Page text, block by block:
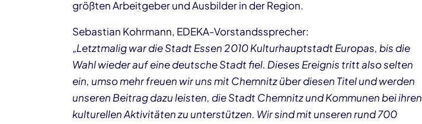
größten Arbeitgeber und Ausbilder in der Region.
Sebastian Kohrmann, EDEKA-Vorstandssprecher:
„Letztmalig war die Stadt Essen 2010 Kulturhauptstadt Europas, bis die
Wahl wieder auf eine deutsche Stadt fiel. Dieses Ereignis tritt also selten
ein, umso mehr freuen wir uns mit Chemnitz über diesen Titel und werden
unseren Beitrag dazu leisten, die Stadt Chemnitz und Kommunen bei ihren
kulturellen Aktivitäten zu unterstützen. Wir sind mit unseren rund 700